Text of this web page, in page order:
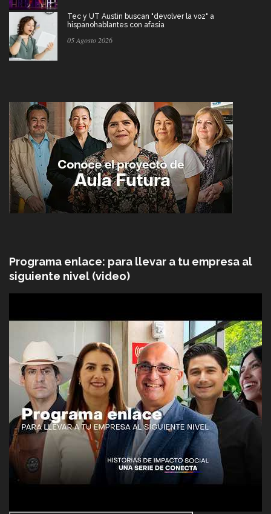
Tec y UT Austin buscan "devolver la voz" a
hispanohablantes con afasia
05 Agosto 2026
Programa enlace: para llevar a tu empresa al
siguiente nivel (video)